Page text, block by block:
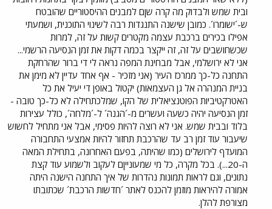
ובית שמש ולבדוק מה קרה שןם למבנים ההיסטוריים שהובטח
ש-´ישומרו´. כמובן שישנה התנגדות רבה לשינוי התוכנית, ושמעתי
אפילו בכירים ברכבת עצמה מקטרים קשות על זה, למרות
שכשחושבים על זה, זה ייקצר בכמה דקות את זמן הנסיעה הרשמי...
אני לא ירושלמי, אבל מבחינת המפה נראה לי די ברור שהרחקת
התחנה כל-כך ממרכז העיר (אני מזכיר - אף אחד עדיין לא מימן את
בניית המנהרה אל גן העצמאות) יקטול באופן די יעיל את כל
האטרקטיביות הפוטנציאלית של הקו, שמלכתחילה לא כל-כך טובה -
זמן הנסיעה יהיה כשעה ועשרים מ-´הגנה´ ל-´מלחה´, כולל עצירות
בלוד ובבית שמש. אני לא רוצה להיות פסימי, אבל אני מתחיל לחשוש
שיעבור עוד זמן רב עד שהרכבת תחזור להיות אמצעי התחבורה
המועדף לירושלים (כמו שהיתה, בפעם האחרונה, בתחילת המאה
ה-20...). בכל מקרה, כל מי שמעונייןם לעקוב ולשמוע עוד קצת
נתונים, וגם לראות תמונות נהדרות של איך התחנה הישנה היתה
אמורה להיראות מוזמן להכנס לאתר ´חדשות הרכבת´ שכתובתו
מצורפת להלן.